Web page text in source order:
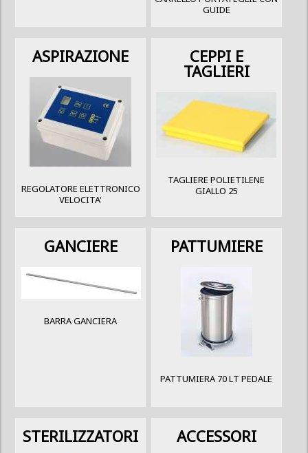
GUIDE
ASPIRAZIONE
REGOLATORE ELETTRONICO
VELOCITA'
CEPPI E
TAGLIERI
TAGLIERE POLIETILENE
GIALLO 25
GANCIERE
BARRA GANCIERA
PATTUMIERE
PATTUMIERA 70 LT PEDALE
STERILIZZATORI ACCESSORI